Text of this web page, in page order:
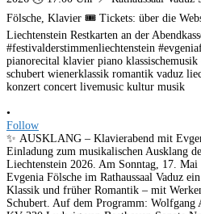
•
Follow
✨ AUSKLANG – Klavierabend mit
Einladung zum musikalischen Ausklang
Liechtenstein 2026. Am Sonntag, 17.
Evgenia Fölsche im Rathaussaal Vaduz
Klassik und früher Romantik – mit
Schubert. Auf dem Programm: Wolfgang